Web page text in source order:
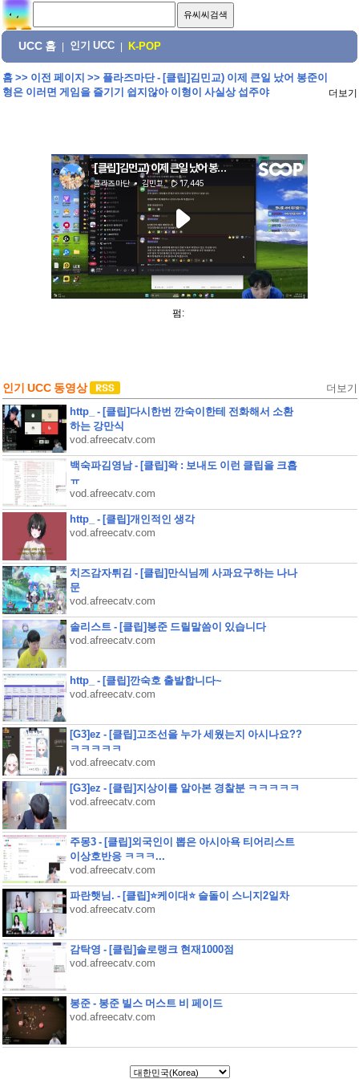
UCC 홈 인기 UCC K-POP
홈>> 이전 페이지 >> 플라즈마단 - [클립]김민교) 이제 큰일 났어 봉준이
형은 이러면 게임을 즐기기 쉽지않아 이형이 사실상 섭주야
더보기
펌:
인기 UCC 동영상 더보기
http_ - [클립]다시한번 깐숙이한테 전화해서 소환
하는 강만식
vod.afreecatv.com
백숙파김영남 - [클립]왁 : 보내도 이런 클립을 크흡
ㅠ
vod.afreecatv.com
http_ - [클립]개인적인 생각
vod.afreecatv.com
치즈감자튀김 - [클립]만식님께 사과요구하는 나나
문
vod.afreecatv.com
솔리스트 - [클립]봉준 드릴말씀이 있습니다
vod.afreecatv.com
http_ - [클립]깐숙호 출발합니다~
vod.afreecatv.com
[G3]ez - [클립]고조선을 누가 세웠는지 아시나요??
ㅋㅋㅋㅋㅋ
vod.afreecatv.com
[G3]ez - [클립]지상이를 알아본 경찰분 ㅋㅋㅋㅋㅋ
vod.afreecatv.com
주몽3 - [클립]외국인이 뽑은 아시아욕 티어리스트
이상호반응 ㅋㅋㅋ...
vod.afreecatv.com
파란햇님. - [클립]⭐케이대⭐ 슬돌이 스니지2일차
vod.afreecatv.com
감탁영 - [클립]솔로랭크 현재1000점
vod.afreecatv.com
봉준 - 봉준 빌스 머스트 비 페이드
vod.afreecatv.com